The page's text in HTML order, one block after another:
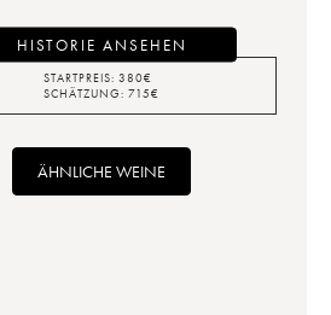
HISTORIE ANSEHEN
STARTPREIS: 380€
SCHÄTZUNG: 715€
ÄHNLICHE WEINE